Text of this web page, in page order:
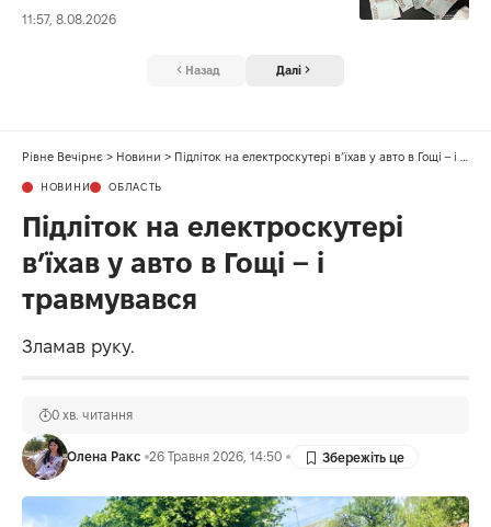
11:57, 8.08.2026
Назад Далі
Рівне Вечірнє > Новини > Підліток на електроскутері в’їхав у авто в Гощі – і травмувався
НОВИНИ ОБЛАСТЬ
Підліток на електроскутері
в’їхав у авто в Гощі – і
травмувався
Зламав руку.
Олена Ракс 26 Травня 2026, 14:50
0 хв. читання